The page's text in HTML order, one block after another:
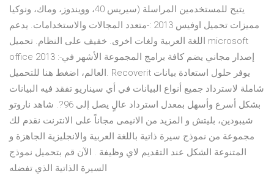
سيريس 40، وويندوز، وماك، ونوكيا) يتيح للمستخدمين المراسلة
مميزات تحميل اوفيس 2013 :-متعدد المجالات والاستخدامات. يدعم
اللغة العربية ولغات اخرى. خفيف على النظام. تحميل microsoft
office 2013 :-إصدار مجاني يضم كافة برامج المجموعة الأشهر في
العالم، اضغط هنا للتحميل. Recoverit يوفر حلول استعادة بيانات
شاملة لاسترداد جميع أنواع البيانات في أي سيناريو تفقد فيه البيانات
بشكل أسرع وأسهل بمعدل استرداد عالٍ يصل إلى 96?. شاهد ناروتو
شيبودين، بليتش و المزيد من الانيمى مجاناً على الانترنت نقدم لك
مجموعة من نموذج سيرة ذاتية باللغة العربية والانجليزية الجاهزة و
المتنوعة الشكل عند التقديم لاي وظيفة . الآن قم بتحميل نموذج
السيرة الذاتية الذي تفضله